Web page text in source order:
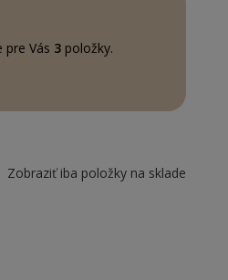
pre Vás 3 položky.
Zobraziť iba položky na sklade